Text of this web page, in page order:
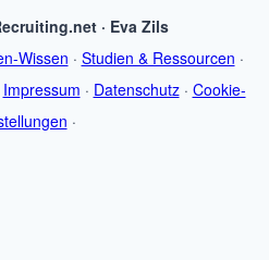
· Eva Zils
Wissen · Studien & Ressourcen ·
Impressum · Datenschutz· Cookie-
·